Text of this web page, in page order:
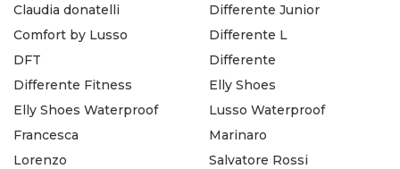
Claudia donatelli
Comfort by Lusso
DFT
Differente Fitness
Differente Junior
Differente L
Differente
Elly Shoes
Elly Shoes Waterproof
Francesca
Lorenzo
Lusso Waterproof
Marinaro
Salvatore Rossi